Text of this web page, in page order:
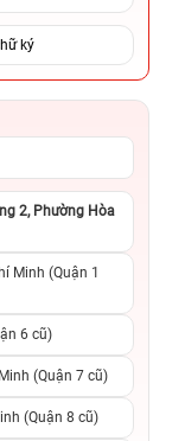
ký
2, Phường Hòa
Minh (Quận 1
6 cũ)
(Quận 7 cũ)
(Quận 8 cũ)